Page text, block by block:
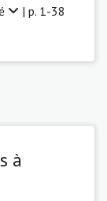
| p. 1-38
à